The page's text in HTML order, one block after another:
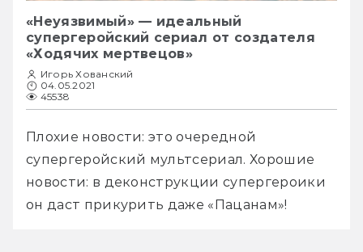
«Неуязвимый» — идеальный
супергеройский сериал от создателя
«Ходячих мертвецов»
Игорь Хованский
04.05.2021
45538
Плохие новости: это очередной
супергеройский мультсериал. Хорошие
новости: в деконструкции супергероики
он даст прикурить даже «Пацанам»!